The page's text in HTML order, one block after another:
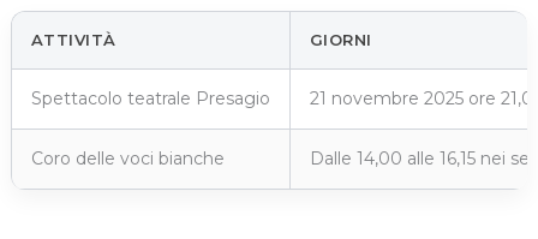
ATTIVITÀ GIORNI
Spettacolo teatrale Presagio 21 novembre 2025 ore
Coro delle voci bianche Dalle 14,00 alle 16,15 nei